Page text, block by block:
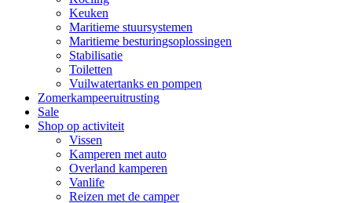
Keuken
Maritieme stuursystemen
Maritieme besturingsoplossingen
Stabilisatie
Toiletten
Vuilwatertanks en pompen
Zomerkampeeruitrusting
Sale
Shop op activiteit
Vissen
Kamperen met auto
Overland kamperen
Vanlife
Reizen met de camper